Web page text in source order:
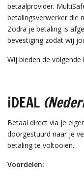
betaalprovider.
betalingsverwerker die
Zodra je betaling is
bevestiging zodat wij
Wij bieden de
iDEAL
Betaal direct via je
doorgestuurd naar je
betaling te voltooien.
Voordelen: